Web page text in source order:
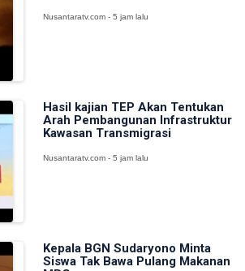
Nusantaratv.com - 5 jam lalu
Hasil kajian TEP Akan Tentukan
Arah Pembangunan Infrastruktur
Kawasan Transmigrasi
Nusantaratv.com - 5 jam lalu
Kepala BGN Sudaryono Minta
Siswa Tak Bawa Pulang Makanan